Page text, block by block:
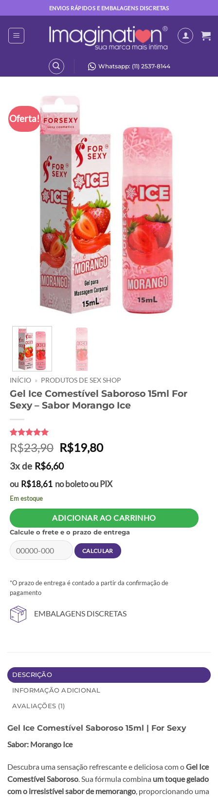
to
content
ENVIOS RÁPIDOS E EMBALAGENS DISCRETAS
Whatsapp: (11) 2537-8144
Oferta!
INÍCIO » PRODUTOS DE SEX SHOP
Gel Ice Comestível Saboroso 15ml For
Sexy – Sabor Morango Ice
Avaliado
como5de
baseado em
1
de cliente
R$23,90 O
preço
original
era:
R$19,80O
é:
3x de R$6,60
ou R$18,61 no boleto ou PIX
Em estoque
ADICIONAR AO CARRINHO
Calcule o frete e o prazo de entrega
*O prazo de entrega é contado a partir da confirmação de
pagamento
EMBALAGENS DISCRETAS
DESCRIÇÃO
INFORMAÇÃO ADICIONAL
AVALIAÇÕES (1)
Gel Ice Comestível Saboroso 15ml | For Sexy
Sabor: Morango Ice
Descubra uma sensação refrescante e deliciosa com oGel Ice
Comestível Saboroso. Sua fórmula combina um toque gelado
com o irresistível sabor de memorango, proporcionando uma